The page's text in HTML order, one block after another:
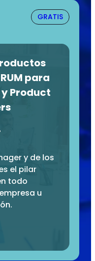
GRATIS
para
Product
y de los
el pilar
todo
u